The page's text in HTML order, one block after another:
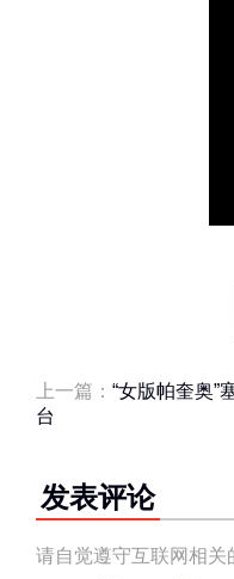
上一篇： “女版帕奎奥”
台
发表评论
请自觉遵守互联网相